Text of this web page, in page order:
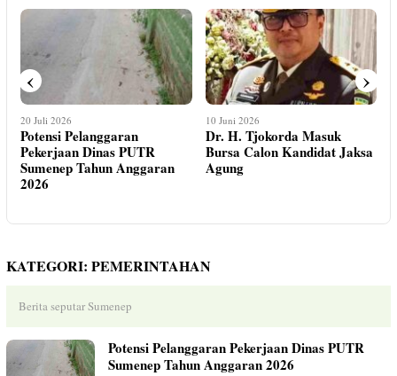
10 Juni 2026
Dr. H. Tjokorda Masuk
Bursa Calon Kandidat Jaksa
Agung
10 Juni 2026
Kabupaten Pamekasan
Terima Opini WTP
‹ ›
KATEGORI: PEMERINTAHAN
Berita seputar Sumenep
Potensi Pelanggaran Pekerjaan Dinas PUTR
Sumenep Tahun Anggaran 2026